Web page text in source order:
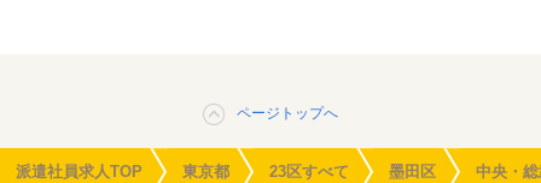
ページトップへ
派遣社員求人TOP 東京都 23区すべて 墨田区 中央・